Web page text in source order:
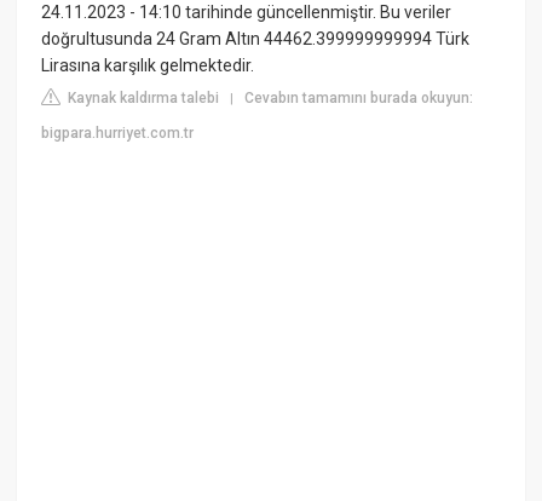
24.11.2023 - 14:10 tarihinde güncellenmiştir. Bu veriler
doğrultusunda 24 Gram Altın 44462.399999999994 Türk
Lirasına karşılık gelmektedir.
Kaynak kaldırma talebi |Cevabın tamamını burada okuyun:
bigpara.hurriyet.com.tr